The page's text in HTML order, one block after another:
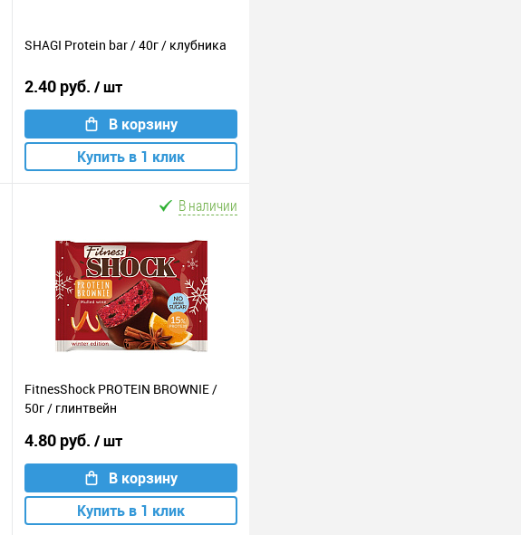
SHAGI Protein bar / 40г / клубника
2.40 руб. / шт
В корзину
Купить в 1 клик
В наличии
FitnesShock PROTEIN BROWNIE /
50г / глинтвейн
4.80 руб. / шт
В корзину
Купить в 1 клик